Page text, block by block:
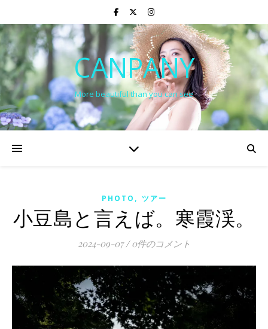
CANPANY
More beautiful than you can see
PHOTO , ツアー
小豆島と言えば。寒霞渓。
2024-09-07 / 0件のコメント